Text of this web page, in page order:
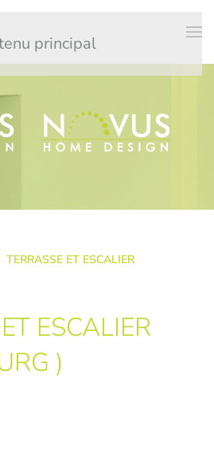
principal
TERRASSE ET ESCALIER
ESCALIER
)